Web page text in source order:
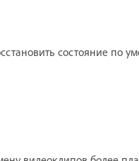
состояние по